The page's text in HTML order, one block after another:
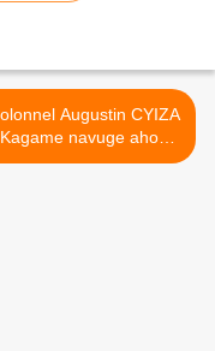
Augustin CYIZA
navuge aho
yamushyize! >